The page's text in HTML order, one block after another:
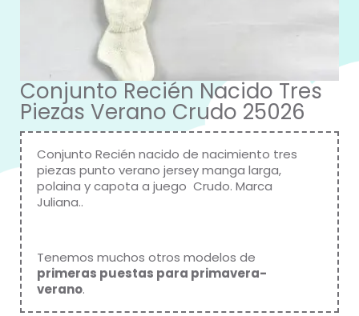
Conjunto Recién Nacido Tres
Piezas Verano Crudo 25026
Conjunto Recién nacido de nacimiento tres
piezas punto verano jersey manga larga,
polaina y capota a juego Crudo. Marca
Juliana..
Tenemos muchos otros modelos de
primeras puestas para primavera-
verano.